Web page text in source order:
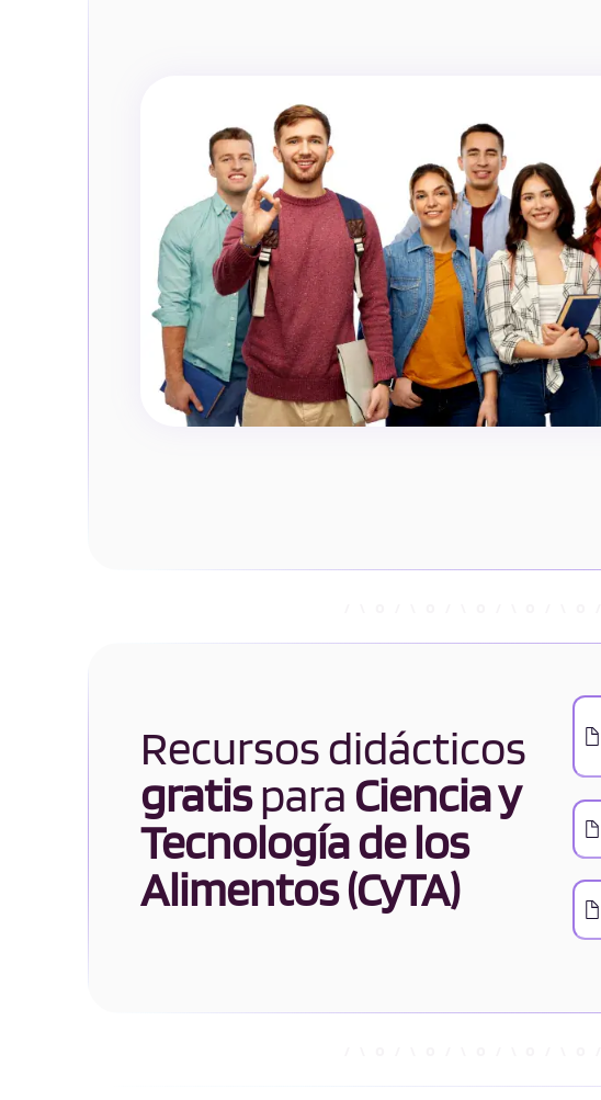
Recursos didácticos
gratisparaCiencia y
Tecnología de los
Alimentos (CyTA)